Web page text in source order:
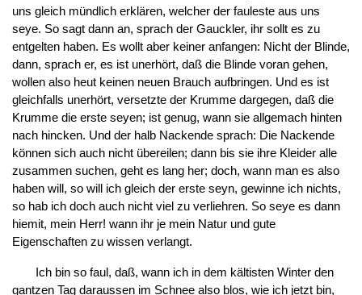
uns gleich mündlich erklären, welcher der fauleste aus uns
seye. So sagt dann an, sprach der Gauckler, ihr sollt es zu
entgelten haben. Es wollt aber keiner anfangen: Nicht der Blinde,
dann, sprach er, es ist unerhört, daß die Blinde voran gehen,
wollen also heut keinen neuen Brauch aufbringen. Und es ist
gleichfalls unerhört, versetzte der Krumme dargegen, daß die
Krumme die erste seyen; ist genug, wann sie allgemach hinten
nach hincken. Und der halb Nackende sprach: Die Nackende
können sich auch nicht übereilen; dann bis sie ihre Kleider alle
zusammen suchen, geht es lang her; doch, wann man es also
haben will, so will ich gleich der erste seyn, gewinne ich nichts,
so hab ich doch auch nicht viel zu verliehren. So seye es dann
hiemit, mein Herr! wann ihr je mein Natur und gute
Eigenschaften zu wissen verlangt.
Ich bin so faul, daß, wann ich in dem kältisten Winter den
gantzen Tag daraussen im Schnee also blos, wie ich jetzt bin,